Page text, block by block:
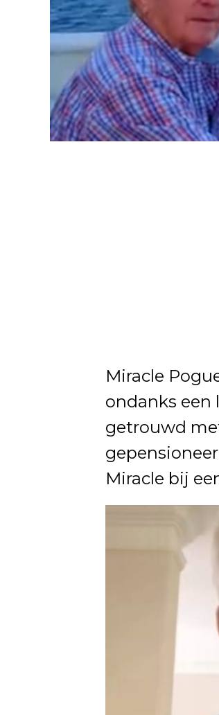
Miracle
ondanks een
getrouwd
Miracle bij